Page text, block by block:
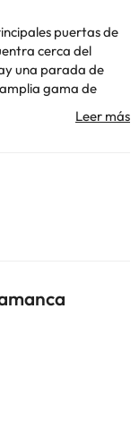
puertas de
cerca del
una parada de
gama de
y
lado, la estación de
las
por parte del